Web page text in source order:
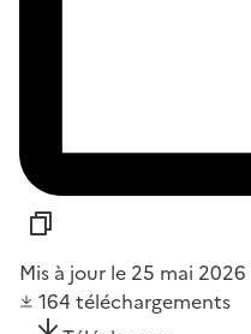
Mis à jour le 25 mai 2026
164 téléchargements